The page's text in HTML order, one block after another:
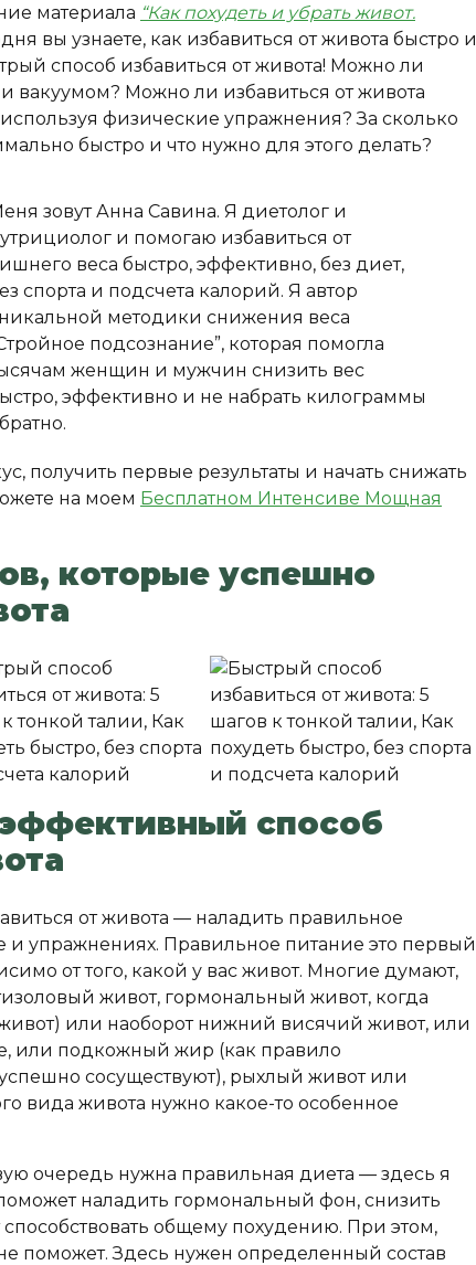
материала “Как похудеть и убрать живот.
вы узнаете, как избавиться от живота быстро и
способ избавиться от живота! Можно ли
вакуумом? Можно ли избавиться от живота
физические упражнения? За сколько
быстро и что нужно для этого делать?
зовут Анна Савина. Я диетолог и
и помогаю избавиться от
веса быстро, эффективно, без диет,
спорта и подсчета калорий. Я автор
методики снижения веса
подсознание”, которая помогла
женщин и мужчин снизить вес
эффективно и не набрать килограммы
получить первые результаты и начать снижать
на моем Бесплатном Интенсиве Мощная
которые успешно
способ
от живота — наладить правильное
и упражнениях. Правильное питание это первый
от того, какой у вас живот. Многие думают,
живот, гормональный живот, когда
или наоборот нижний висячий живот, или
или подкожный жир (как правило
сосуществуют), рыхлый живот или
вида живота нужно какое-то особенное
очередь нужна правильная диета — здесь я
наладить гормональный фон, снизить
общему похудению. При этом,
поможет. Здесь нужен определенный состав